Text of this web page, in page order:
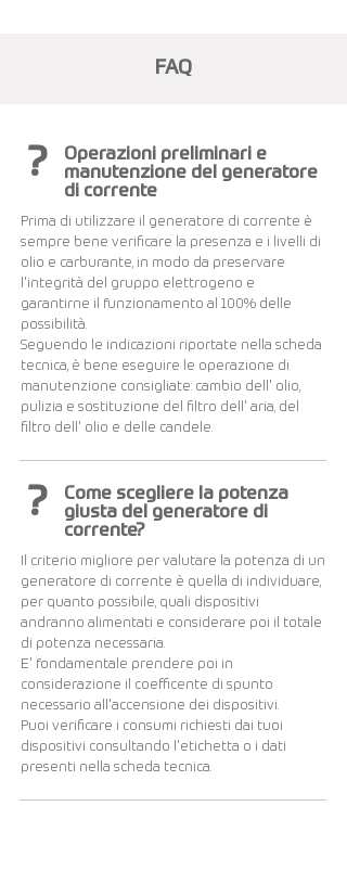
FAQ
?
Operazioni preliminari e
manutenzione del generatore
di corrente
Prima di utilizzare il generatore di corrente è
sempre bene verificare la presenza e i livelli di
olio e carburante, in modo da preservare
l'integrità del gruppo elettrogeno e
garantirne il funzionamento al 100% delle
possibilità.
Seguendo le indicazioni riportate nella scheda
tecnica, è bene eseguire le operazione di
manutenzione consigliate: cambio dell' olio,
pulizia e sostituzione del filtro dell' aria, del
filtro dell' olio e delle candele.
?
Come scegliere la potenza
giusta del generatore di
corrente?
Il criterio migliore per valutare la potenza di un
generatore di corrente è quella di individuare,
per quanto possibile, quali dispositivi
andranno alimentati e considerare poi il totale
di potenza necessaria.
E' fondamentale prendere poi in
considerazione il coefficente di spunto
necessario all'accensione dei dispositivi.
Puoi verificare i consumi richiesti dai tuoi
dispositivi consultando l'etichetta o i dati
presenti nella scheda tecnica.